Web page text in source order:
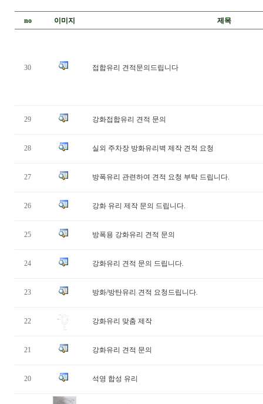
no 이미지 제목
30 접합유리 견적문의드립니다
29 강화접합유리 견적 문의
28 실외 주차장 방화유리벽 제작 견적 요청
27 방폭유리 관련하여 견적 요청 부탁 드립니다.
26 강화 유리 제작 문의 드립니다.
25 방폭용 강화유리 견적 문의
24 강화유리 견적 문의 드립니다.
23 방화/방탄유리 견적 요청드립니다.
22 강화유리 맞춤 제작
21 강화유리 견적 문의
20 석영 합성 유리